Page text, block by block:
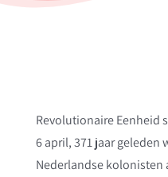
Revolutionaire Eenheid
6 april, 371 jaar geleden
Nederlandse kolonisten